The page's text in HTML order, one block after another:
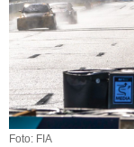
Foto: FIA